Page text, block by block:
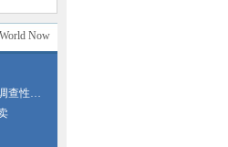
Now
取向